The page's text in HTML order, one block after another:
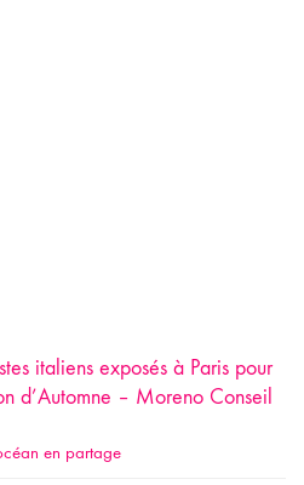
italiens exposés à Paris pour
d’Automne – Moreno Conseil
en partage